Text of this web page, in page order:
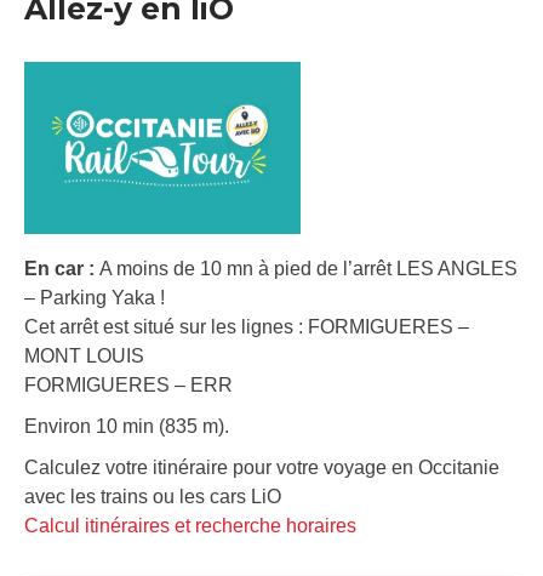
Allez-y en liO
En car : A moins de 10 mn à pied de l’arrêt LES ANGLES
– Parking Yaka !
Cet arrêt est situé sur les lignes : FORMIGUERES –
MONT LOUIS
FORMIGUERES – ERR
Environ 10 min (835 m).
Calculez votre itinéraire pour votre voyage en Occitanie
avec les trains ou les cars LiO
Calcul itinéraires et recherche horaires